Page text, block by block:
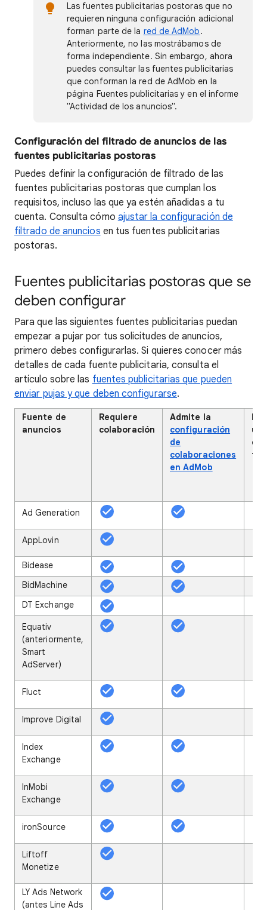
Las fuentes publicitarias postoras que no
requieren ninguna configuración adicional
forman parte de la red de AdMob.
Anteriormente, no las mostrábamos de
forma independiente. Sin embargo, ahora
puedes consultar las fuentes publicitarias
que conforman la red de AdMob en la
página Fuentes publicitarias y en el informe
"Actividad de los anuncios".
Configuración del filtrado de anuncios de las
fuentes publicitarias postoras
Puedes definir la configuración de filtrado de las
fuentes publicitarias postoras que cumplan los
requisitos, incluso las que ya estén añadidas a tu
cuenta. Consulta cómo ajustar la configuración de
filtrado de anuncios en tus fuentes publicitarias
postoras.
Fuentes publicitarias postoras que se
deben configurar
Para que las siguientes fuentes publicitarias puedan
empezar a pujar por tus solicitudes de anuncios,
primero debes configurarlas. Si quieres conocer más
detalles de cada fuente publicitaria, consulta el
artículo sobre las fuentes publicitarias que pueden
enviar pujas y que deben configurarse.
Fuente de
anuncios
Requiere
colaboración
Admite la
configuración
de
colaboraciones
en AdMob
un
de
Ad Generation
AppLovin
Bidease
BidMachine
DT Exchange
Equativ
(anteriormente,
Smart
AdServer)
Fluct
Improve Digital
Index
Exchange
InMobi
Exchange
ironSource
Liftoff
Monetize
LY Ads Network
(antes Line Ads